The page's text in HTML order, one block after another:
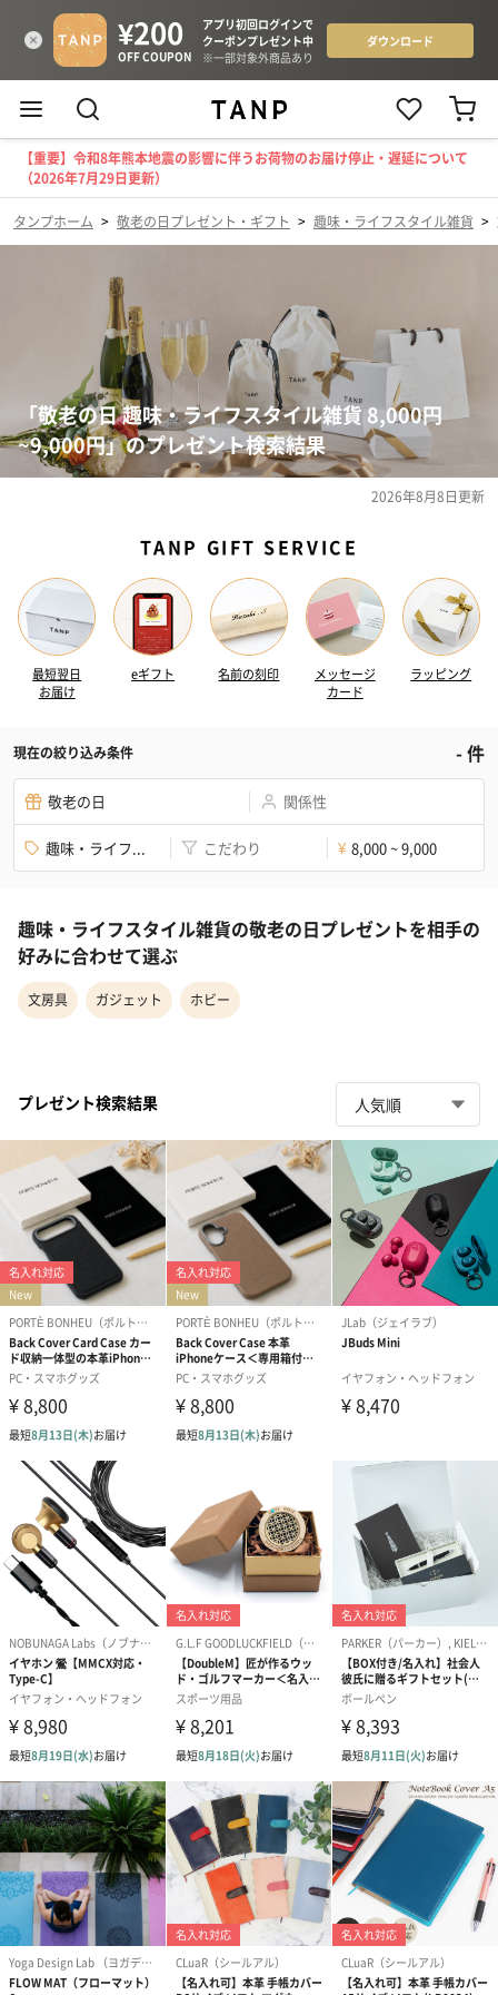
【重要】令和8年熊本地震の影響に伴うお荷物のお届け停止・遅延について
（2026年7月29日更新）
タンプホーム > 敬老の日プレゼント・ギフト > 趣味・ライフスタイル雑貨 >
「敬老の日 趣味・ライフスタイル雑貨 8,000円
~9,000円」のプレゼント検索結果
2026年8月8日更新
TANP GIFT SERVICE
最短翌日
お届け
eギフト 名前の刻印
メッセージ
カード
ラッピング
現在の絞り込み条件 -件
敬老の日 関係性
趣味・ライフ... こだわり ¥ 8,000 ~ 9,000
趣味・ライフスタイル雑貨の敬老の日プレゼントを相手の
好みに合わせて選ぶ
文房具 ガジェット ホビー
プレゼント検索結果